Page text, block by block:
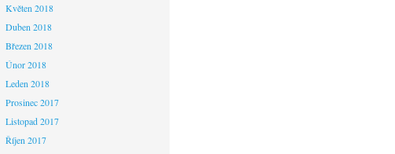
Květen 2018
Duben 2018
Březen 2018
Únor 2018
Leden 2018
Prosinec 2017
Listopad 2017
Říjen 2017